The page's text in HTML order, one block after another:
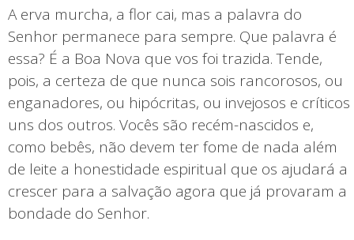
A erva murcha, a flor cai, mas a palavra do
Senhor permanece para sempre. Que palavra é
essa? É a Boa Nova que vos foi trazida. Tende,
pois, a certeza de que nunca sois rancorosos, ou
enganadores, ou hipócritas, ou invejosos e críticos
uns dos outros. Vocês são recém-nascidos e,
como bebês, não devem ter fome de nada além
de leite a honestidade espiritual que os ajudará a
crescer para a salvação agora que já provaram a
bondade do Senhor.